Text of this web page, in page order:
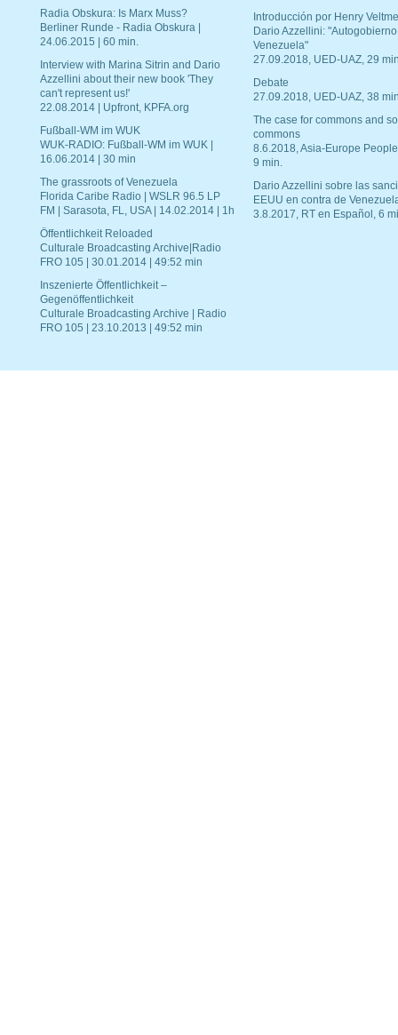
Radia Obskura: Is Marx Muss?
Berliner Runde - Radia Obskura |
24.06.2015 | 60 min.
Interview with Marina Sitrin and Dario
Azzellini about their new book 'They
can't represent us!'
22.08.2014 | Upfront, KPFA.org
Fußball-WM im WUK
WUK-RADIO: Fußball-WM im WUK |
16.06.2014 | 30 min
The grassroots of Venezuela
Florida Caribe Radio | WSLR 96.5 LP
FM | Sarasota, FL, USA | 14.02.2014 | 1h
Öffentlichkeit Reloaded
Culturale Broadcasting Archive|Radio
FRO 105 | 30.01.2014 | 49:52 min
Inszenierte Öffentlichkeit –
Gegenöffentlichkeit
Culturale Broadcasting Archive | Radio
FRO 105 | 23.10.2013 | 49:52 min
Introducción por Henry
Dario Azzellini:
Venezuela"
27.09.2018, UED-UAZ, 29
Debate
27.09.2018, UED-UAZ, 38
The case for commons and
commons
8.6.2018, Asia-Europe
9 min.
Dario Azzellini sobre las
EEUU en contra de
3.8.2017, RT en Español, 6